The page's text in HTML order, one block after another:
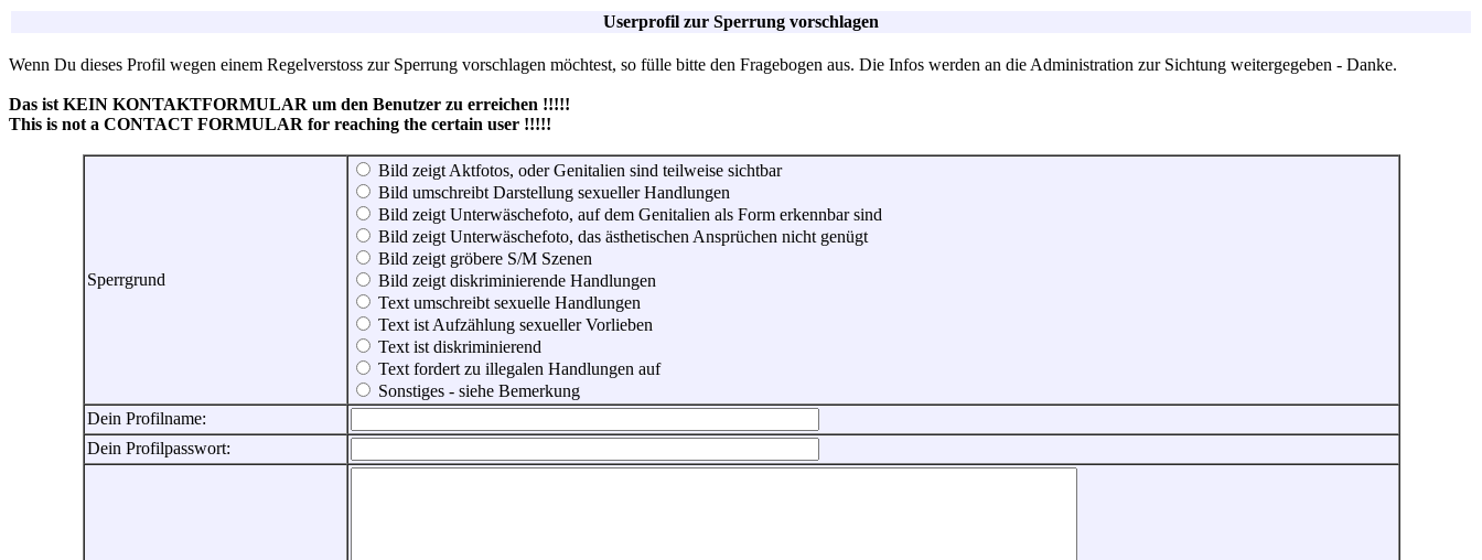
Userprofil zur Sperrung vorschlagen
Wenn Du dieses Profil wegen einem Regelverstoss zur Sperrung vorschlagen möchtest, so fülle bitte den Fragebogen aus. Die Infos werden an die Administration zur Sichtung weitergegeben - Danke.
Das ist KEIN KONTAKTFORMULAR um den Benutzer zu erreichen !!!!!
This is not a CONTACT FORMULAR for reaching the certain user !!!!!
Sperrgrund
Bild zeigt Aktfotos, oder Genitalien sind teilweise sichtbar
Bild umschreibt Darstellung sexueller Handlungen
Bild zeigt Unterwäschefoto, auf dem Genitalien als Form erkennbar sind
Bild zeigt Unterwäschefoto, das ästhetischen Ansprüchen nicht genügt
Bild zeigt gröbere S/M Szenen
Bild zeigt diskriminierende Handlungen
Text umschreibt sexuelle Handlungen
Text ist Aufzählung sexueller Vorlieben
Text ist diskriminierend
Text fordert zu illegalen Handlungen auf
Sonstiges - siehe Bemerkung
Dein Profilname:
Dein Profilpasswort: